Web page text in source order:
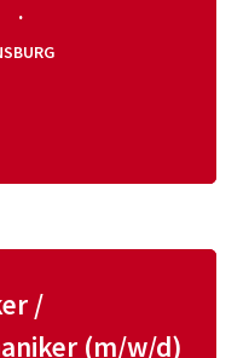
·
/
(m/w/d)